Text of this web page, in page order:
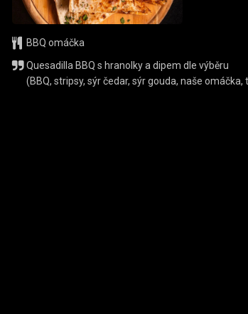
BBQ omáčka
Quesadilla BBQ s hranolky a dipem dle výběru
(BBQ, stripsy, sýr čedar, sýr gouda, naše omáčka,